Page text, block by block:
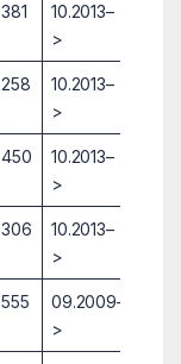
381
10.2013–
>
258
10.2013–
>
450
10.2013–
>
306
10.2013–
>
555
09.2009–
>